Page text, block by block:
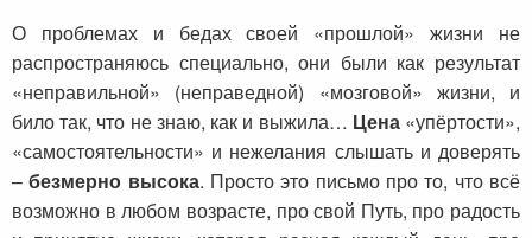
О проблемах и бедах своей «прошлой» жизни не
распространяюсь специально, они были как результат
«неправильной» (неправедной) «мозговой» жизни, и
било так, что не знаю, как и выжила… Цена«упёртости»,
«самостоятельности» и нежелания слышать и доверять
–безмерно высока. Просто это письмо про то, что всё
возможно в любом возрасте, про свой Путь, про радость